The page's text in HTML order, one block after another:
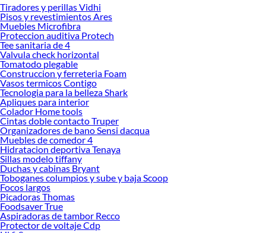
diferentes tipos de ajuste: desde las que ofrecen compresión para mejorar el
rendimiento deportivo, hasta las más ligeras pensadas para el día a día. Esta
diversidad permite que cada persona encuentre la opción que mejor se adapte a
su rutina y preferencias.
Elegir la malla adecuada no solo influye en la comodidad, sino también en la
confianza al moverte. Considera el uso que le darás: si buscas rendimiento, opta
por tejidos transpirables y de secado rápido; si tu objetivo es combinar moda y
funcionalidad, apuesta por diseños con detalles únicos. Descubre cuál se adapta
mejor a ti y explora nuestras colecciones disponibles para encontrar la opción
perfecta.
Complementa tu compra con estos productos:
Alambres y Mallas
Alambres
Tiradores y perillas Vidhi
Pisos y revestimientos Ares
Muebles Microfibra
Proteccion auditiva Protech
Tee sanitaria de 4
Valvula check horizontal
Tomatodo plegable
Construccion y ferreteria Foam
Vasos termicos Contigo
Tecnologia para la belleza Shark
Apliques para interior
Colador Home tools
Cintas doble contacto Truper
Organizadores de bano Sensi dacqua
Muebles de comedor 4
Hidratacion deportiva Tenaya
Sillas modelo tiffany
Duchas y cabinas Bryant
Toboganes columpios y sube y baja Scoop
Focos largos
Picadoras Thomas
Foodsaver True
Aspiradoras de tambor Recco
Protector de voltaje Cdp